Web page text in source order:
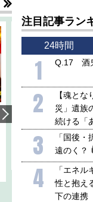
韓国にも理解して
1905年体制」に
全保障協力の意味
千々和泰明
注目記事ラン
24時間
1 Q.17 酒
2
【魂と
災」遺族
続ける「
3
「国後
遠のく？
4
「エネ
性と抱え
下の連携